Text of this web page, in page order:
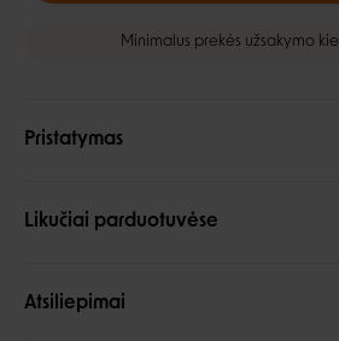
Minimalus prekės užsakymo
Pristatymas
Likučiai parduotuvėse
Atsiliepimai